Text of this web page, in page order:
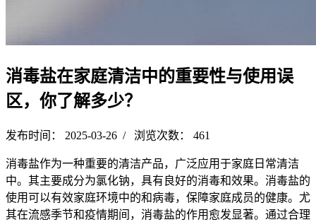
消毒盐在家庭清洁中的重要性与使用误
区，你了解多少？
发布时间： 2025-03-26 / 浏览次数： 461
消毒盐作为一种重要的清洁产品，广泛应用于家庭日常清洁
中。其主要成分为氯化钠，具有良好的消毒和效果。消毒盐的
使用可以有效家庭环境中的和病毒，保障家庭成员的健康。尤
其在流感季节和疫情期间，消毒盐的作用愈发显著。通过合理